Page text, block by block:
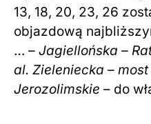
13, 18, 20, 23, 26
objazdową
… – Jagiellońska –
al. Zieleniecka –
Jerozolimskie – do